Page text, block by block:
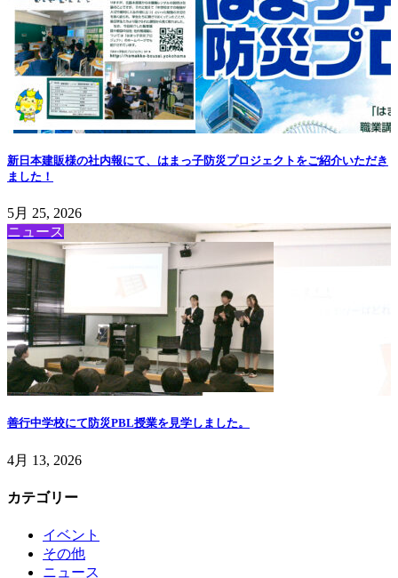
新日本建販様の社内報にて、はまっ子防災プロジェクトをご紹介いただき
ました！
5月 25, 2026
ニュース
善行中学校にて防災PBL授業を見学しました。
4月 13, 2026
カテゴリー
イベント
その他
ニュース